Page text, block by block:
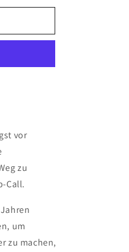
vor
zu
Call.
um
zu machen,